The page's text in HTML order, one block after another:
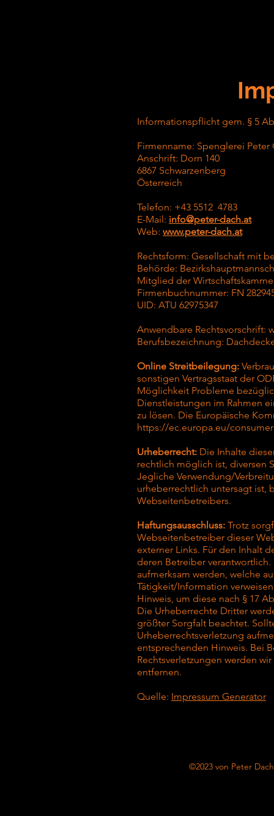
Informationspflicht gem. § 5
Firmenname: Spenglerei Peter
Anschrift: Dorn 140
6867 Schwarzenberg
Österreich
Telefon: +43 5512 4783
E-Mail: info@peter-dach.at
Web: www.peter-dach.at
Rechtsform: Gesellschaft mit
Behörde:
Mitglied der
Firmenbuchnummer: FN
UID: ATU 62975347
Anwendbare Rechtsvorschrift:
Berufsbezeichnung:
Online Streitbeilegung:
sonstigen Vertragsstaat der
Möglichkeit Probleme
Dienstleistungen im Rahmen
zu lösen. Die Europäische
https://ec.europa.eu/
Urheberrecht: Die Inhalte
rechtlich möglich ist, diversen
Jegliche Verwendung/
urheberrechtlich untersagt ist,
Webseitenbetreibers.
Haftungsausschluss: Trotz
Webseitenbetreiber dieser
externer Links. Für den Inhalt
deren Betreiber
aufmerksam werden, welche
Tätigkeit/Information
Hinweis, um diese nach § 17
Die Urheberrechte Dritter
größter Sorgfalt beachtet.
Urheberrechtsverletzung
entsprechenden Hinweis. Bei
Rechtsverletzungen werden
entfernen.
Quelle: Impressum Generator
©2023 von Peter